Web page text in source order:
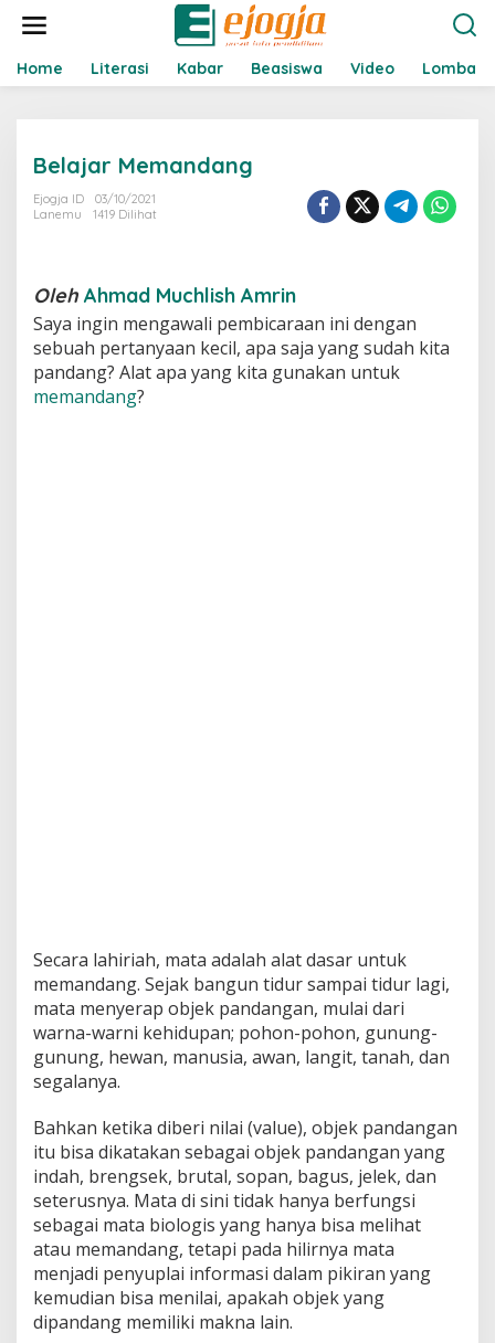
t
Home Literasi Kabar Beasiswa Video Lomba
Belajar Memandang
Ejogja ID
03/10/2021
Lanemu
1419 Dilihat
Oleh Ahmad Muchlish Amrin
Saya ingin mengawali pembicaraan ini dengan
sebuah pertanyaan kecil, apa saja yang sudah kita
pandang? Alat apa yang kita gunakan untuk
memandang?
Secara lahiriah, mata adalah alat dasar untuk
memandang. Sejak bangun tidur sampai tidur lagi,
mata menyerap objek pandangan, mulai dari
warna-warni kehidupan; pohon-pohon, gunung-
gunung, hewan, manusia, awan, langit, tanah, dan
segalanya.
Bahkan ketika diberi nilai (value), objek pandangan
itu bisa dikatakan sebagai objek pandangan yang
indah, brengsek, brutal, sopan, bagus, jelek, dan
seterusnya. Mata di sini tidak hanya berfungsi
sebagai mata biologis yang hanya bisa melihat
atau memandang, tetapi pada hilirnya mata
menjadi penyuplai informasi dalam pikiran yang
kemudian bisa menilai, apakah objek yang
dipandang memiliki makna lain.